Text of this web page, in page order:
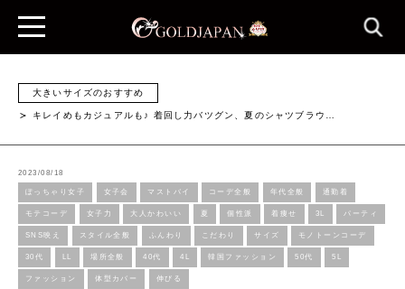
大きいサイズのおすすめ
キレイめもカジュアルも♪ 着回し力バツグン、夏のシャツブラウ…
2023/08/18
ぽっちゃり女子 女子会 マストバイ コーデ全般 年代全般 通勤着
モテコーデ 女子力 大人かわいい 夏 個性派 着痩せ 3L パーティ
SNS映え スタイル全般 ふんわり こだわり サイズ モノトーンコーデ
30代 LL 場所全般 40代 4L 韓国ファッション 50代 5L
ファッション 体型カバー 伸びる